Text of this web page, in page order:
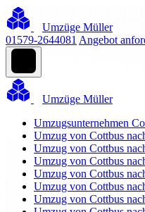
Umzüge Müller
01579-2644081 Angebot
Umzüge Müller
Umzugsunternehmen
Umzug von Cottbus
Umzug von Cottbus
Umzug von Cottbus
Umzug von Cottbus
Umzug von Cottbus
Umzug von Cottbus